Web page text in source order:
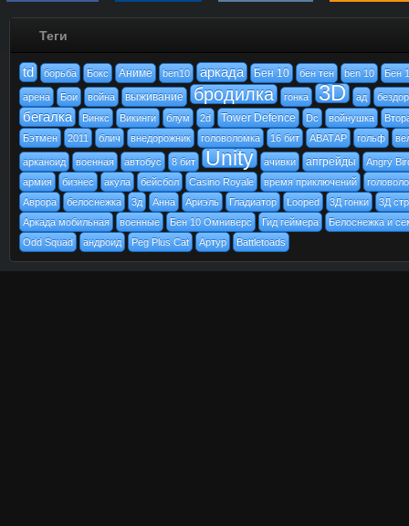
Теги
td борьба Бокс Аниме ben10 аркада Бен 10 бен тен ben 10 Бен
арена Бои война выживание бродилка гонка 3D ад
бегалка Винкс Викинги блум 2d Tower Defence Dc войнушка
Бэтмен
2011 блич внедорожник головоломка 16 бит АВАТАР гольф
арканоид военная автобус 8 бит Unity ачивки апгрейды
Angry
армия
бизнес акула бейсбол Casino Royale время приключений
Аврора
белоснежка 3д Анна Ариэль Гладиатор Looped 3Д гонки
3Д
Аркада мобильная
военные Бен 10 Омниверс Гид геймера
Белоснежка и
Odd Squad
андроид Peg Plus Cat Артур Battletoads